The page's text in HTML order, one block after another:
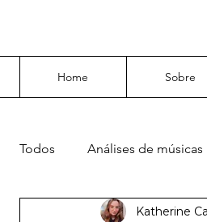
Home Sobre
Todos Análises de músicas
Cinema e TV Katherine